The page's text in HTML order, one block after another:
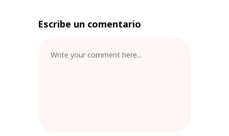
Escribe un comentario